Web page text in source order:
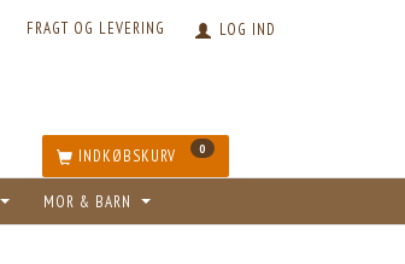
LOG IND
FRAGT OG LEVERING
INDKØBSKURV 0
MOR & BARN